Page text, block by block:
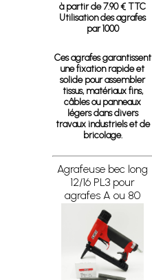
à partir de 7.90 € TTC
Utilisation des agrafes
par 1000
Ces agrafes garantissent
une fixation rapide et
solide pour assembler
tissus, matériaux fins,
câbles ou panneaux
légers dans divers
travaux industriels et de
bricolage.
Agrafeuse bec long
12/16 PL3 pour
agrafes A ou 80